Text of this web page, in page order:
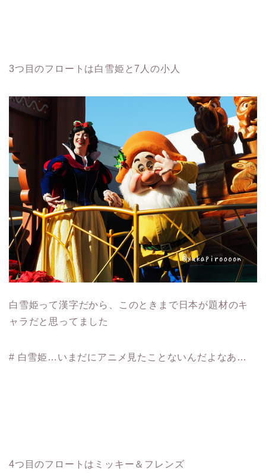
3つ目のフロートは白雪姫と7人の小人
白雪姫って漢字だから、このときまで日本が題材のキ
ャラだと思ってました
# 白雪姫…いまだにアニメ見たことないんだよなあ…
4つ目のフロートはミッキー＆フレンズ